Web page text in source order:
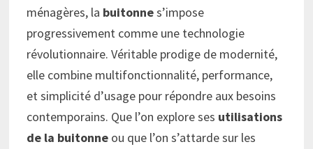
ménagères, la buitonnes’impose
progressivement comme une technologie
révolutionnaire. Véritable prodige de modernité,
elle combine multifonctionnalité, performance,
et simplicité d’usage pour répondre aux besoins
contemporains. Que l’on explore ses utilisations
de la buitonne ou que l’on s’attarde sur les